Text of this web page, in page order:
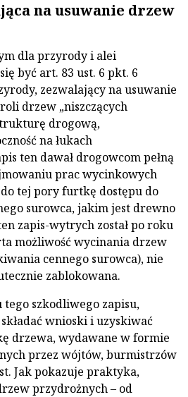
na usuwanie drzew
dla przyrody i alei
być art. 83 ust. 6 pkt. 6
zezwalający na usuwanie
drzew „niszczących
drogową,
na łukach
ten dawał drogowcom pełną
prac wycinkowych
tej pory furtkę dostępu do
surowca, jakim jest drewno
zapis-wytrych został po roku
możliwość wycinania drzew
cennego surowca), nie
zablokowana.
tego szkodliwego zapisu,
wnioski i uzyskiwać
drzewa, wydawane w formie
przez wójtów, burmistrzów
Jak pokazuje praktyka,
przydrożnych – od